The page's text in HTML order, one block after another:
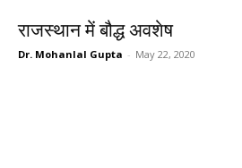
राजस्थान में बौद्ध अवशेष
Dr. Mohanlal Gupta - May 22, 2020